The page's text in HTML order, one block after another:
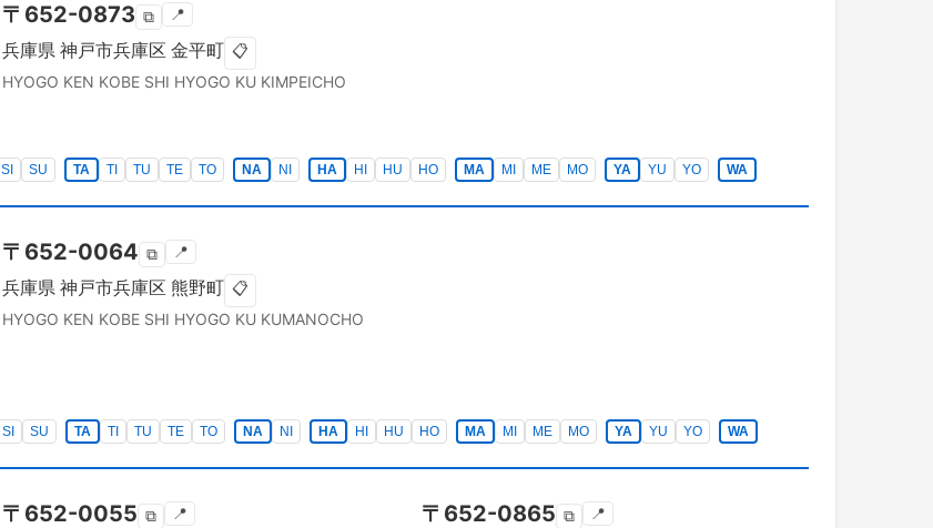
〒 652-0873 ⧉ 📍
兵庫県 神戸市兵庫区 金平町 📋
HYOGO KEN KOBE SHI HYOGO KU KIMPEICHO
SI SU TA TI TU TE TO NA NI HA HI HU HO MA MI ME MO YA YU YO WA
〒 652-0064 ⧉ 📍
兵庫県 神戸市兵庫区 熊野町 📋
HYOGO KEN KOBE SHI HYOGO KU KUMANOCHO
SI SU TA TI TU TE TO NA NI HA HI HU HO MA MI ME MO YA YU YO WA
〒 652-0055 ⧉ 📍 〒 652-0865 ⧉ 📍